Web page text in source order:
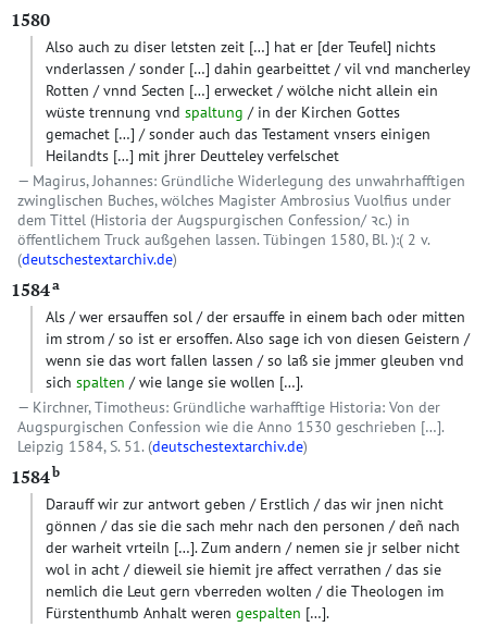
1580
Also auch zu diser letsten zeit […] hat er [der Teufel] nichts
vnderlassen / sonder […] dahin gearbeittet / vil vnd mancherley
Rotten / vnnd Secten […] erwecket / wölche nicht allein ein
wüste trennung vnd spaltung / in der Kirchen Gottes
gemachet […] / sonder auch das Testament vnsers einigen
Heilandts […] mit jhrer Deutteley verfelschet
Magirus, Johannes: Gründliche Widerlegung des unwahrhafftigen
zwinglischen Buches, wölches Magister Ambrosius Vuolfius under
dem Tittel (Historia der Augspurgischen Confession/ ꝛc.) in
öffentlichem Truck außgehen lassen. Tübingen 1580, Bl. ):( 2 v.
(deutschestextarchiv.de)
1584a
Als / wer ersauffen sol / der ersauffe in einem bach oder mitten
im strom / so ist er ersoffen. Also sage ich von diesen Geistern /
wenn sie das wort fallen lassen / so laß sie jmmer gleuben vnd
sich spalten / wie lange sie wollen […].
Kirchner, Timotheus: Gründliche warhafftige Historia: Von der
Augspurgischen Confession wie die Anno 1530 geschrieben […].
Leipzig 1584, S. 51. (deutschestextarchiv.de)
1584b
Darauff wir zur antwort geben / Erstlich / das wir jnen nicht
gönnen / das sie die sach mehr nach den personen / deñ nach
der warheit vrteiln […]. Zum andern / nemen sie jr selber nicht
wol in acht / dieweil sie hiemit jre affect verrathen / das sie
nemlich die Leut gern vberreden wolten / die Theologen im
Fürstenthumb Anhalt weren gespalten […].